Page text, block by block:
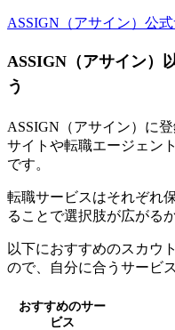
ASSIGN（アサイン）公式
ASSIGN（アサイン）
う
ASSIGN（アサイン）に
サイトや転職エージェン
です。
転職サービスはそれぞれ
ることで選択肢が広がる
以下におすすめのスカウ
ので、自分に合うサービ
おすすめのサー
ビス